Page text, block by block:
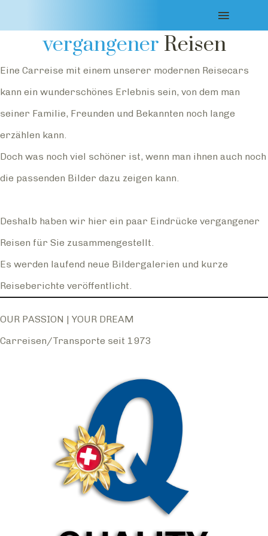
vergangener Reisen
Eine Carreise mit einem unserer modernen Reisecars
kann ein wunderschönes Erlebnis sein, von dem man
seiner Familie, Freunden und Bekannten noch lange
erzählen kann.
Doch was noch viel schöner ist, wenn man ihnen auch noch
die passenden Bilder dazu zeigen kann.
Deshalb haben wir hier ein paar Eindrücke vergangener
Reisen für Sie zusammengestellt.
Es werden laufend neue Bildergalerien und kurze
Reiseberichte veröffentlicht.
OUR PASSION | YOUR DREAM
Carreisen/Transporte seit 1973